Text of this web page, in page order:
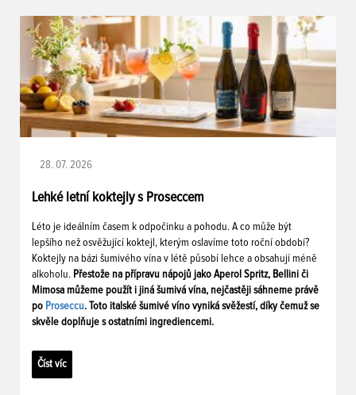
28. 07. 2026
Lehké letní koktejly s Proseccem
Léto je ideálním časem k odpočinku a pohodu. A co může být
lepšího než osvěžující koktejl, kterým oslavíme toto roční období?
Koktejly na bázi šumivého vína v létě působí lehce a obsahují méně
alkoholu. Přestože na přípravu nápojů jako Aperol Spritz, Bellini či
Mimosa můžeme použít i jiná šumivá vína, nejčastěji sáhneme právě
po Proseccu. Toto italské šumivé víno vyniká svěžestí, díky čemuž se
skvěle doplňuje s ostatními ingrediencemi.
Číst víc